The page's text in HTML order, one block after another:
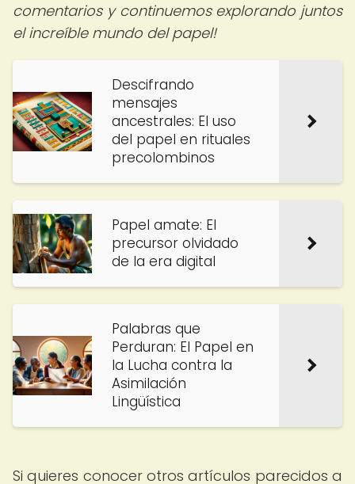
comentarios y continuemos explorando juntos
el increíble mundo del papel!
Descifrando
mensajes
ancestrales: El uso
del papel en rituales
precolombinos
Papel amate: El
precursor olvidado
de la era digital
Palabras que
Perduran: El Papel en
la Lucha contra la
Asimilación
Lingüística
Si quieres conocer otros artículos parecidos a